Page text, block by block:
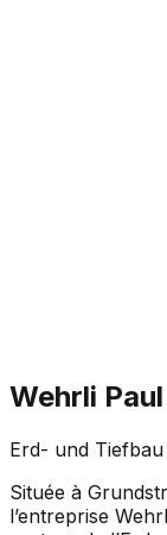
Wehrli Paul
Erd- und Tiefbau
Située à
l’entreprise